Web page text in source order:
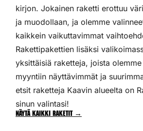
kirjon. Jokainen raketti erottuu
ja muodollaan, ja olemme
kaikkein vaikuttavimmat
Rakettipakettien lisäksi
yksittäisiä raketteja, joista
myyntiin näyttävimmät ja
etsit raketteja Kaavin alueelta on
sinun valintasi!
Näytä kaikki raketit →